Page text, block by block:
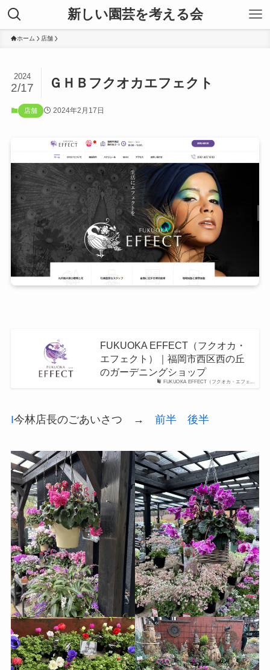
新しい園芸を考える会
ホーム 店舗
ＧＨＢフクオカエフェクト
2024
2/17
店舗 2024年2月17日
FUKUOKA EFFECT（フクオカ・エフェ...
FUKUOKA EFFECT（フクオカ・
エフェクト）｜福岡市西区西の丘
のガーデニングショップ
I今林店長のごあいさつ → 前半 後半